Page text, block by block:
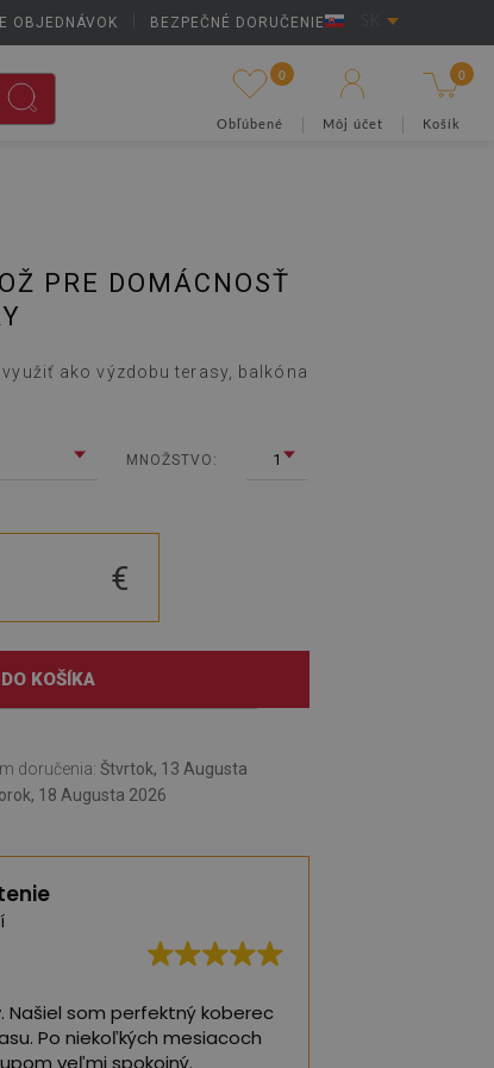
OBJEDNÁVOK BEZPEČNÉ DORUČENIE
0
Obľúbené Môj účet
0
Košík
PRE DOMÁCNOSŤ
ako výzdobu terasy, balkóna
MNOŽSTVO: 1
€
DO KOŠÍKA
doručenia: Štvrtok, 13 Augusta
18 Augusta 2026
Našiel som perfektný koberec
Po niekoľkých mesiacoch
veľmi spokojný.